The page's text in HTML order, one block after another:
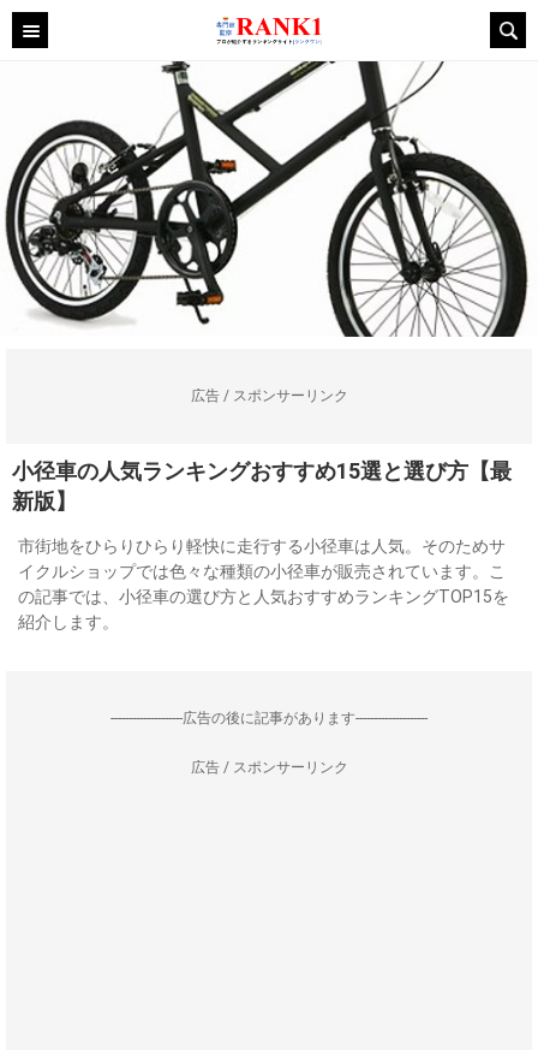
広告 / スポンサーリンク
小径車の人気ランキングおすすめ15選と選び方【最
新版】
市街地をひらりひらり軽快に走行する小径車は人気。そのためサ
イクルショップでは色々な種類の小径車が販売されています。こ
の記事では、小径車の選び方と人気おすすめランキングTOP15を
紹介します。
--------------------広告の後に記事があります--------------------
広告 / スポンサーリンク